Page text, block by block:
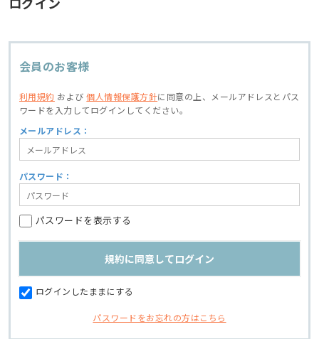
会員のお客様
利用規約 および個人情報保護方針に同意の上、
メールアドレスとパス
ワードを入力してログインしてください。
メールアドレス：
パスワード：
パスワードを表示する
ログインしたままにする
パスワードをお忘れの方はこちら